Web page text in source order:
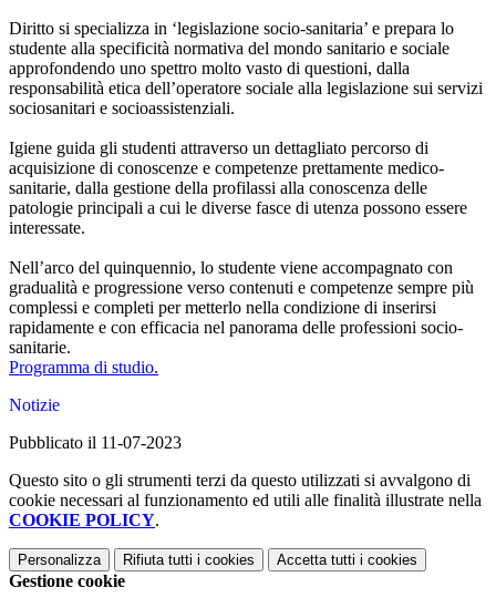
Diritto si specializza in ‘legislazione socio-sanitaria’ e prepara lo
studente alla specificità normativa del mondo sanitario e sociale
approfondendo uno spettro molto vasto di questioni, dalla
responsabilità etica dell’operatore sociale alla legislazione sui servizi
sociosanitari e socioassistenziali.
Igiene guida gli studenti attraverso un dettagliato percorso di
acquisizione di conoscenze e competenze prettamente medico-
sanitarie, dalla gestione della profilassi alla conoscenza delle
patologie principali a cui le diverse fasce di utenza possono essere
interessate.
Nell’arco del quinquennio, lo studente viene accompagnato con
gradualità e progressione verso contenuti e competenze sempre più
complessi e completi per metterlo nella condizione di inserirsi
rapidamente e con efficacia nel panorama delle professioni socio-
sanitarie.
Programma di studio.
Notizie
Pubblicato il 11-07-2023
Questo sito o gli strumenti terzi da questo utilizzati si avvalgono di
cookie necessari al funzionamento ed utili alle finalità illustrate nella
COOKIE POLICY.
Personalizza Rifiuta tutti i cookies Accetta tutti i cookies
Gestione cookie